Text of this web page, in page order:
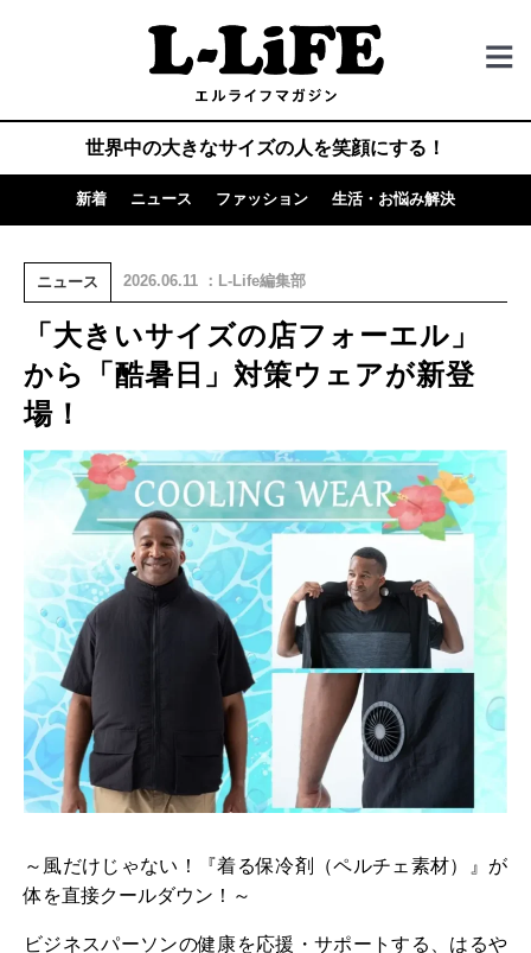
世界中の大きなサイズの人を笑顔にする！
新着 ニュース ファッション 生活・お悩み解決
ニュース 2026.06.11 ：L-Life編集部
「大きいサイズの店フォーエル」
から「酷暑日」対策ウェアが新登
場！
～風だけじゃない！『着る保冷剤（ペルチェ素材）』が
体を直接クールダウン！～
ビジネスパーソンの健康を応援・サポートする、はるや